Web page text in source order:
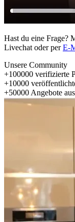
Hast du eine Frage?
Livechat oder perE-
Unsere Community
+100000 verifizierte
+10000
+50000 Angebote